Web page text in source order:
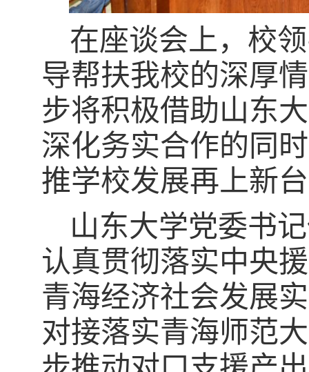
在座谈会上， 校
导帮扶我校的深厚
步将积极借助山东
深化务实合作的同
推学校发展再上新
山东大学党委书记
认真贯彻落实中央
青海经济社会发展
对接落实青海师范